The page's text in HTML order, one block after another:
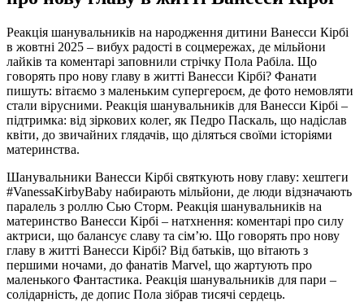
Реакція шанувальників на народження дитини Ванесси Кірбі
в жовтні 2025 – вибух радості в соцмережах, де мільйони
лайків та коментарі заповнили стрічку Пола Рабіла. Що
говорять про нову главу в житті Ванесси Кірбі? Фанати
пишуть: вітаємо з маленьким супергероєм, де фото немовляти
стали вірусними. Реакція шанувальників для Ванесси Кірбі –
підтримка: від зіркових колег, як Педро Паскаль, що надіслав
квіти, до звичайних глядачів, що діляться своїми історіями
материнства.
Шанувальники Ванесси Кірбі святкують нову главу: хештеги
#VanessaKirbyBaby набирають мільйони, де люди відзначають
паралель з роллю Сью Сторм. Реакція шанувальників на
материнство Ванесси Кірбі – натхнення: коментарі про силу
актриси, що балансує славу та сім’ю. Що говорять про нову
главу в житті Ванесси Кірбі? Від батьків, що вітають з
першими ночами, до фанатів Marvel, що жартують про
маленького Фантастика. Реакція шанувальників для пари –
солідарність, де допис Пола зібрав тисячі сердець.